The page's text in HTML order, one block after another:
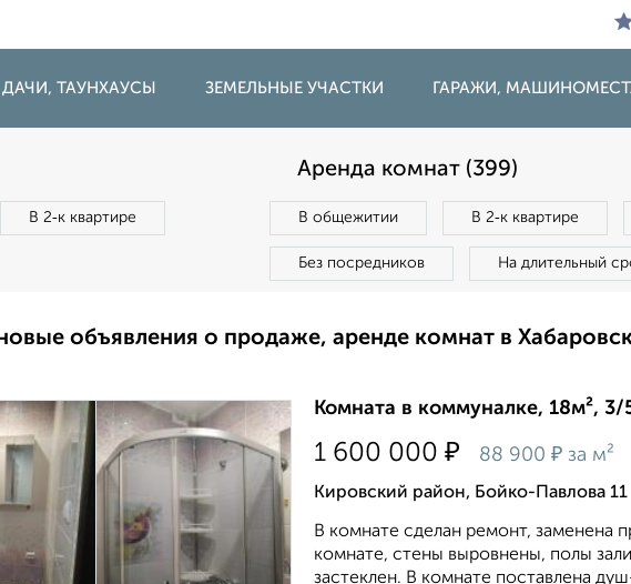
ТАУНХАУСЫ ЗЕМЕЛЬНЫЕ УЧАСТКИ ГАРАЖИ,
В 2‑к квартире
Аренда комнат (399)
В общежитии В 2‑к квартире
Без посредников На длительный
объявления о продаже, аренде комнат в
Комната в коммуналке, 18м², 3/
1 600 000 ₽ 88 900 ₽ за м²
Кировский район, Бойко-Павлова 11
В комнате сделан ремонт, заменена
комнате, стены выровнены, полы
застеклен. В комнате поставлена